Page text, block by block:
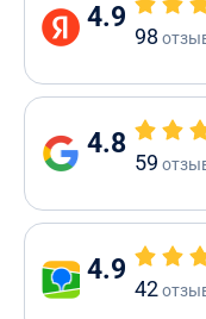
4.9
98
4.8
59
4.9
42